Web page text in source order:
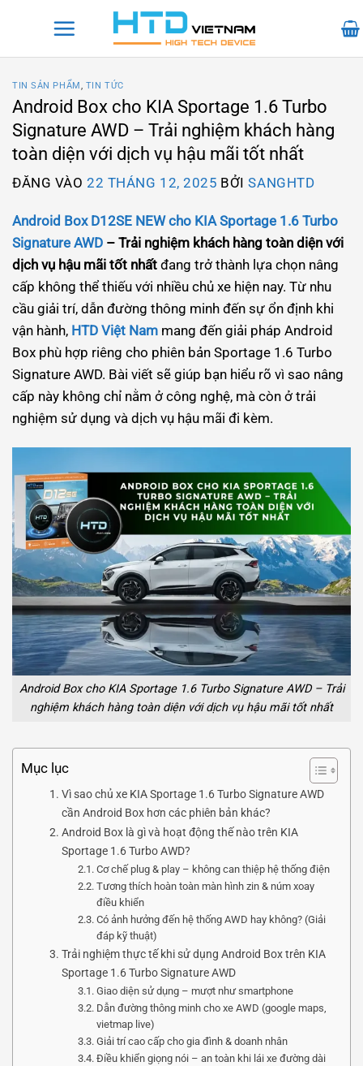
TIN SẢN PHẨM, TIN TỨC
Android Box cho KIA Sportage 1.6 Turbo
Signature AWD – Trải nghiệm khách hàng
toàn diện với dịch vụ hậu mãi tốt nhất
ĐĂNG VÀO22 THÁNG 12, 2025 BỞISANGHTD
Android Box D12SE NEW cho KIA Sportage 1.6 Turbo
Signature AWD – Trải nghiệm khách hàng toàn diện với
dịch vụ hậu mãi tốt nhất đang trở thành lựa chọn nâng
cấp không thể thiếu với nhiều chủ xe hiện nay. Từ nhu
cầu giải trí, dẫn đường thông minh đến sự ổn định khi
vận hành, HTD Việt Nam mang đến giải pháp Android
Box phù hợp riêng cho phiên bản Sportage 1.6 Turbo
Signature AWD. Bài viết sẽ giúp bạn hiểu rõ vì sao nâng
cấp này không chỉ nằm ở công nghệ, mà còn ở trải
nghiệm sử dụng và dịch vụ hậu mãi đi kèm.
Android Box cho KIA Sportage 1.6 Turbo Signature AWD – Trải
nghiệm khách hàng toàn diện với dịch vụ hậu mãi tốt nhất
Mục lục
Vì sao chủ xe KIA Sportage 1.6 Turbo Signature AWD
cần Android Box hơn các phiên bản khác?
Android Box là gì và hoạt động thế nào trên KIA
Sportage 1.6 Turbo AWD?
Cơ chế plug & play – không can thiệp hệ thống điện
Tương thích hoàn toàn màn hình zin & núm xoay
điều khiển
Có ảnh hưởng đến hệ thống AWD hay không? (Giải
đáp kỹ thuật)
Trải nghiệm thực tế khi sử dụng Android Box trên KIA
Sportage 1.6 Turbo Signature AWD
Giao diện sử dụng – mượt như smartphone
Dẫn đường thông minh cho xe AWD (google maps,
vietmap live)
Giải trí cao cấp cho gia đình & doanh nhân
Điều khiển giọng nói – an toàn khi lái xe đường dài